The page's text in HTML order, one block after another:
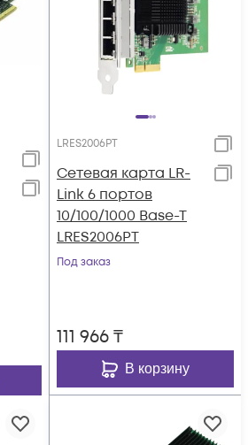
LRES2006PT
Сетевая карта LR-
Link 6 портов
10/100/1000 Base-T
LRES2006PT
Под заказ
111 966₸
В корзину